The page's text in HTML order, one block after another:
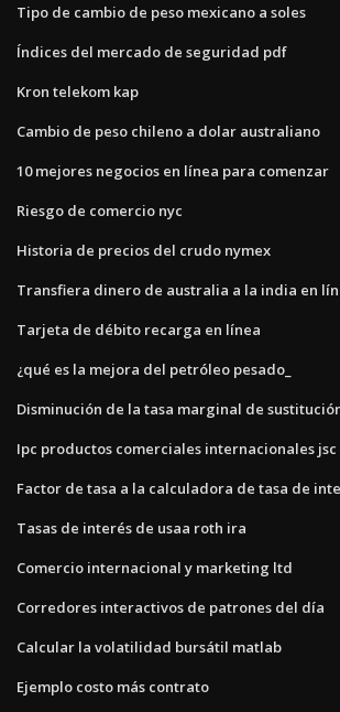
Tipo de cambio de peso mexicano a soles
Índices del mercado de seguridad pdf
Kron telekom kap
Cambio de peso chileno a dolar australiano
10 mejores negocios en línea para comenzar
Riesgo de comercio nyc
Historia de precios del crudo nymex
Transfiera dinero de australia a la india en
Tarjeta de débito recarga en línea
¿qué es la mejora del petróleo pesado_
Disminución de la tasa marginal de
Ipc productos comerciales internacionales jsc
Factor de tasa a la calculadora de tasa de
Tasas de interés de usaa roth ira
Comercio internacional y marketing ltd
Corredores interactivos de patrones del día
Calcular la volatilidad bursátil matlab
Ejemplo costo más contrato